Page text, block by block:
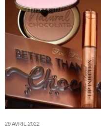
29 AVRIL 2022